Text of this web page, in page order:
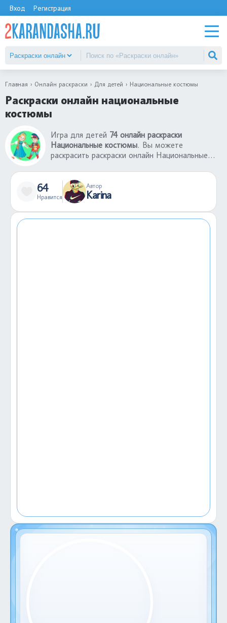
Вход Регистрация
Главная Онлайн раскраски Для детей Национальные костюмы
Раскраски онлайн национальные
костюмы
Игра для детей 74 онлайн раскраски
Национальные костюмы. Вы можете
раскрасить раскраски онлайн Национальные
сервисом, где лучшие раскраски онлайн
Национальные костюмы. Можете отправить
ссылку другу и вместе играть в раскраски-
онлайн. В каталоге большой выбор раскрасок-
64
Нравится
Автор
Karina